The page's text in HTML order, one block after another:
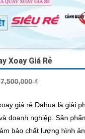
Xoay Giá Rẻ
7,500,000 ₫
giá rẻ Dahua là giải
Sản phẩm được trang bị
bảo chất lượng hình